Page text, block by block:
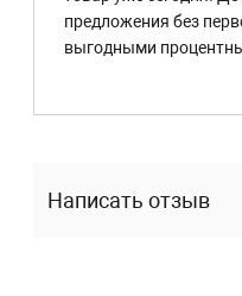
предложения без
выгодными
Написать отзыв